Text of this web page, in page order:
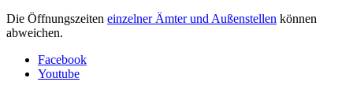
Die Öffnungszeiten einzelner Ämter und Außenstellen können
abweichen.
Facebook
Youtube